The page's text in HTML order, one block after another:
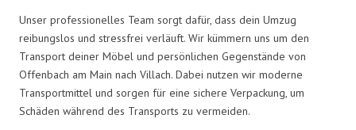
Unser professionelles Team sorgt dafür, dass dein Umzug
reibungslos und stressfrei verläuft. Wir kümmern uns um den
Transport deiner Möbel und persönlichen Gegenstände von
Offenbach am Main nach Villach. Dabei nutzen wir moderne
Transportmittel und sorgen für eine sichere Verpackung, um
Schäden während des Transports zu vermeiden.